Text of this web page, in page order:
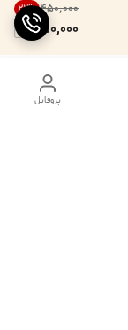
۴۵۰٬۰۰۰ 22%
350,000
پروفایل